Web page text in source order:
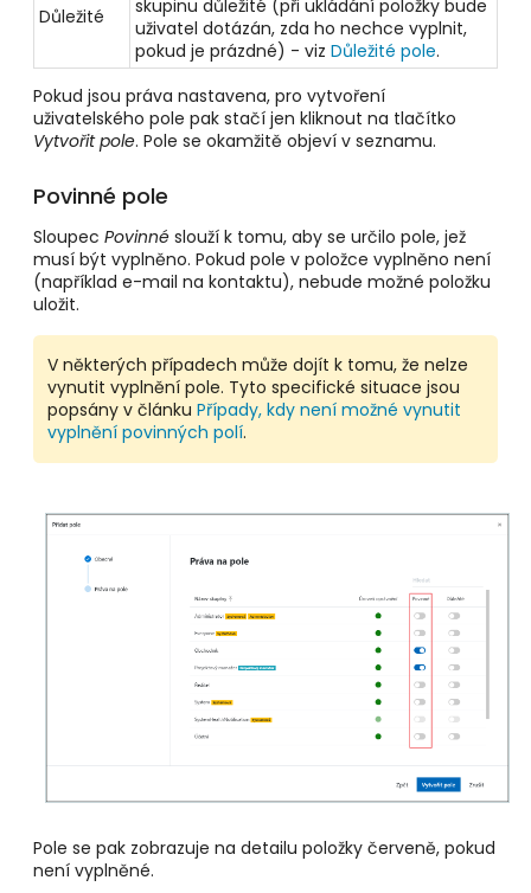
Důležité
skupinu důležité (při ukládání položky bude
uživatel dotázán, zda ho nechce vyplnit,
pokud je prázdné) -vizDůležité pole.
Pokud jsou práva nastavena, pro vytvoření
uživatelského pole pak stačí jen kliknout na tlačítko
Vytvořit pole. Pole se okamžitě objeví v seznamu.
Povinné pole
Sloupec Povinné slouží k tomu, aby se určilo pole, jež
musí být vyplněno. Pokud pole v položce vyplněno není
(například e-mail na kontaktu), nebude možné položku
uložit.
V některých případech může dojít k tomu, že nelze
vynutit vyplnění pole. Tyto specifické situace jsou
popsány v článku Případy, kdy není možné vynutit
vyplnění povinných polí.
Pole se pak zobrazuje na detailu položky červeně, pokud
není vyplněné.